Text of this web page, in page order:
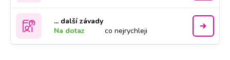
... další závady
Na dotaz
co nejrychleji